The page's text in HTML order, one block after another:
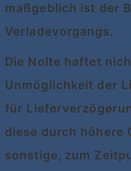
maßgeblich ist der
Verladevorgangs.
Die Nolte haftet
Unmöglichkeit der
für
diese durch höhere
sonstige, zum